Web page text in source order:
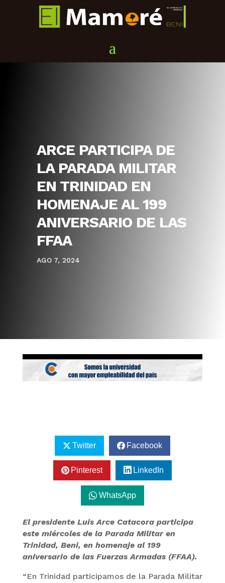
ARCE PARTICIPA DE
LA PARADA MILITAR
EN TRINIDAD EN
HOMENAJE AL 199
ANIVERSARIO DE LAS
FFAA
AGO 7, 2024
Twitter Facebook
Pinterest LinkedIn
WhatsApp
El presidente Luis Arce Catacora participa
este miércoles de la Parada Militar en
Trinidad, Beni, en homenaje al 199
aniversario de las Fuerzas Armadas (FFAA).
“En Trinidad participamos de la Parada Militar